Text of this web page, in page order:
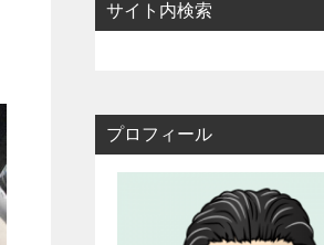
サイト内検索
プロフィール